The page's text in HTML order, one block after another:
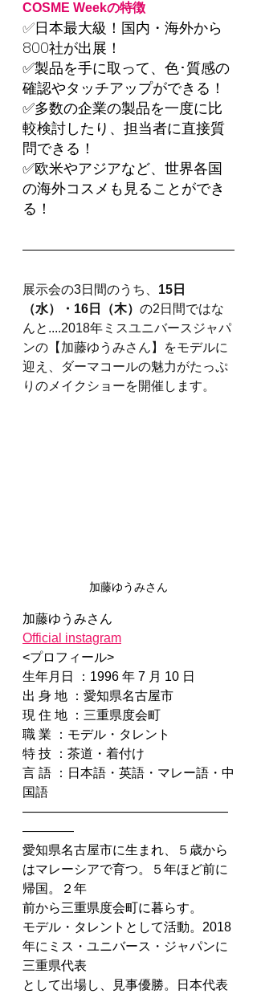
COSME Weekの特徴
✅日本最大級！国内・海外から
800社が出展！
✅製品を手に取って、色･質感の
確認やタッチアップができる！
✅多数の企業の製品を一度に比
較検討したり、担当者に直接質
問できる！
✅欧米やアジアなど、世界各国
の海外コスメも見ることができ
る！
展示会の3日間のうち、 15日
（水）・16日（木） の2日間ではな
んと....2018年ミスユニバースジャパ
ンの【加藤ゆうみさん】をモデルに
迎え、ダーマコールの魅力がたっぷ
りのメイクショーを開催します。
加藤ゆうみさん
加藤ゆうみさん
Official instagram
<プロフィール>
生年月日 ：1996 年 7 月 10 日
出 身 地 ：愛知県名古屋市
現 住 地 ：三重県度会町
職 業 ：モデル・タレント
特 技 ：茶道・着付け
言 語 ：日本語・英語・マレー語・中
国語
————————————————
————
愛知県名古屋市に生まれ、５歳から
はマレーシアで育つ。５年ほど前に
帰国。２年
前から三重県度会町に暮らす。
モデル・タレントとして活動。2018
年にミス・ユニバース・ジャパンに
三重県代表
として出場し、見事優勝。日本代表